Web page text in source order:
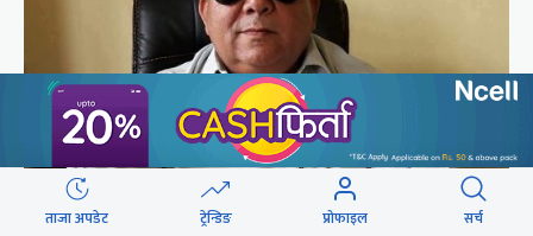
ताजा अपडेट ट्रेन्डिङ प्रोफाइल सर्च